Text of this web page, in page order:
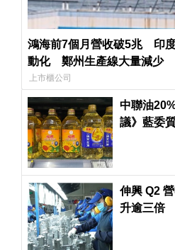
鴻海前7個月營收破5兆 印
動化 鄭州生產線大量減少
上市櫃公司
中聯油
議》藍委
伸興 Q2
升逾三倍